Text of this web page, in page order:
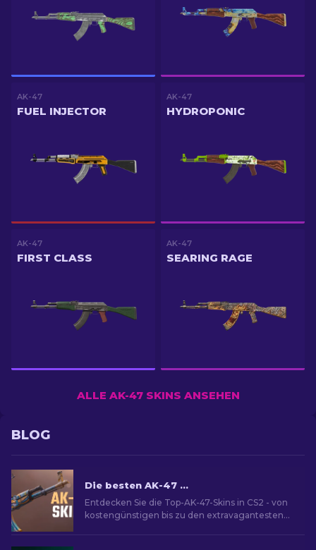
AK-47
FUEL INJECTOR
AK-47
HYDROPONIC
AK-47
FIRST CLASS
AK-47
SEARING RAGE
ALLE AK-47 SKINS ANSEHEN
BLOG
Die besten AK-47 Skins in CS2: Von günstig zu teuer
Entdecken Sie die Top-AK-47-Skins in CS2 - von
kostengünstigen bis zu den extravagantesten